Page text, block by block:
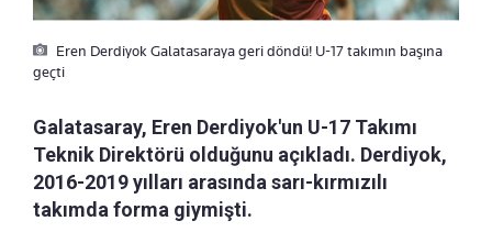
Eren Derdiyok Galatasaraya geri döndü! U-17 takımın başına
geçti
Galatasaray, Eren Derdiyok'un U-17 Takımı
Teknik Direktörü olduğunu açıkladı. Derdiyok,
2016-2019 yılları arasında sarı-kırmızılı
takımda forma giymişti.